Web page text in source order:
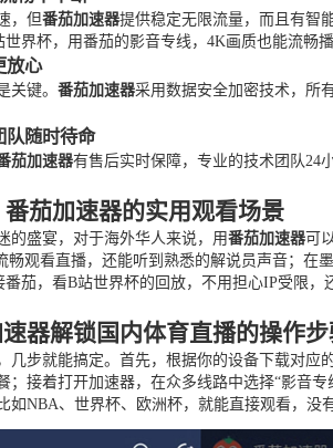
，但番茄加速器提供稳定无限流量，而且有智
界杯，用番茄的影音专线，4K画质也能流畅
放心
关键。 番茄加速器采用数据安全加密技术，所
队随时待命
茄加速器有售后实时保障，专业的技术团队24
茄加速器的实用观看场景
的盛宴，对于海外华人来说，用番茄加速器可
畅观看直播，还能听到熟悉的解说员声音；在
番茄，看B站世界杯的回放，不用担心IP受限
器解锁国内体育直播的操作
几步就能搞定。首先，根据你的设备下载对应
；接着打开加速器，在众多线路中选择“影音
如NBA、世界杯、欧洲杯，就能直接观看，没